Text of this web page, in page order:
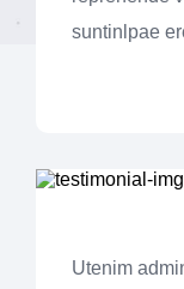
suntinlpae
Utenim